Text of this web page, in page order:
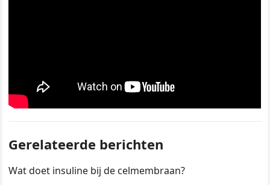
Gerelateerde berichten
Wat doet insuline bij de celmembraan?